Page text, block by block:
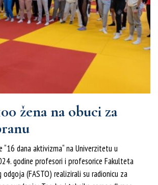
žena na obuci za
“16 dana aktivizma“ na Univerzitetu u
godine profesori i profesorice Fakulteta
(FASTO) realizirali su radionicu za